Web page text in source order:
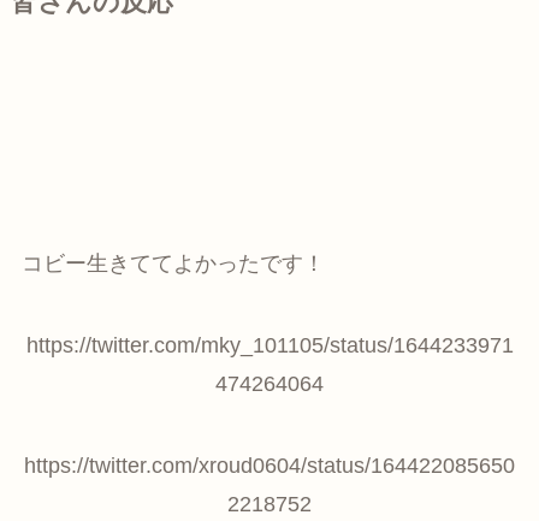
コビー生きててよかったです！
https://twitter.com/mky_101105/status/1644233971
474264064
https://twitter.com/xroud0604/status/164422085650
2218752